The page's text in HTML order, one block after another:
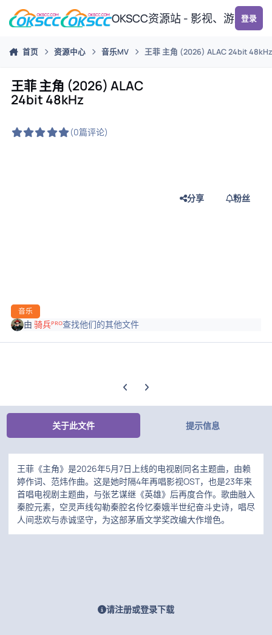
跳转到帖子
OKSCC资源站 - 影视、游戏、
登录
首页 资源中心 音乐MV 王菲 主角 (2026) ALAC 24bit
王菲 主角 (2026) ALAC
24bit 48kHz
(0篇评论)
音乐
分享 粉丝
由骑兵ᴾᴿᴼ查找他们的其他文件
上一张轮播幻灯片
下一张轮播幻灯片
关于此文件 提示信息
王菲《主角》是2026年5月7日上线的电视剧同名主题曲，由赖
婷作词、范炜作曲。这是她时隔4年再唱影视OST，也是23年来
首唱电视剧主题曲，与张艺谋继《英雄》后再度合作。歌曲融入
秦腔元素，空灵声线勾勒秦腔名伶忆秦娥半世纪奋斗史诗，唱尽
人间悲欢与赤诚坚守，为这部茅盾文学奖改编大作增色。
请注册或登录下载